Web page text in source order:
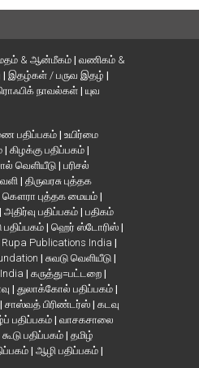
& ஆன்மீகம் | வணிகம் &
| இதழ்கள் / பருவ இதழ் |
நாவல்கள்| யுவ
பதிப்பகம் | உயிர்மை
| கிழக்கு பதிப்பகம் |
வெளியீடு| பரிசல்
| திருவரசு புத்தக
கௌரா புத்தக மையம் |
| அதிர்வு பதிப்பகம் | பதிகம்
| ஹெர் ஸ்டோரிஸ் |
Rupa Publications India |
| சுவடு வெளியீடு |
| கருத்து=பட்டறை |
| துலாக்கோல் பதிப்பகம் |
| சாஸ்வத் பிரிண்டர்ஸ் | கடவு
பதிப்பகம் | வாசகசாலை
பதிப்பகம்| தமிழ்
| ஆழி பதிப்பகம் |